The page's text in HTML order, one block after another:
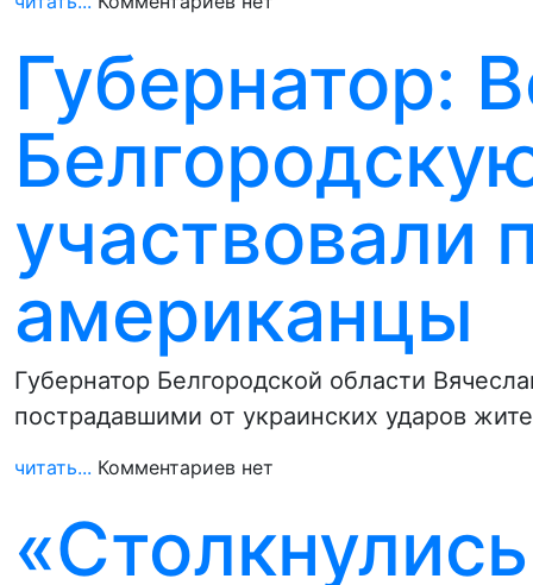
Губернатор:
участвовали
американцы
Губернатор Белгородской области
пострадавшими от украинских ударов
читать... Комментариев нет